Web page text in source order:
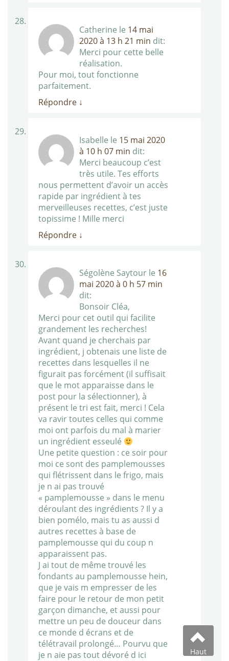
Catherine le 14 mai
2020 à 13 h 21 min dit:
Merci pour cette belle
réalisation.
Pour moi, tout fonctionne
parfaitement.
Répondre ↓
Isabelle le 15 mai 2020
à 10 h 07 min dit:
Merci beaucoup c’est
très utile. Tes efforts
nous permettent d’avoir un accès
rapide par ingrédient à tes
merveilleuses recettes, c’est juste
topissime ! Mille merci
Répondre ↓
Ségolène Saytour le 16
mai 2020 à 0 h 57 min
dit:
Bonsoir Cléa,
Merci pour cet outil qui facilite
grandement les recherches!
Avant quand je cherchais par
ingrédient, j obtenais une liste de
recettes dans lesquelles il ne
figurait pas forcément (il suffisait
que le mot apparaisse dans le
post pour la sélectionner), à
présent le tri est fait, merci ! Cela
va ravir toutes celles qui comme
moi ont parfois du mal à marier
un ingrédient esseulé
Une petite question : ce soir pour
moi ce sont des pamplemousses
qui flétrissent dans le frigo, mais
je n ai pas trouvé
« pamplemousse » dans le menu
déroulant des ingrédients ? Il y a
bien pomélo, mais tu as aussi d
autres recettes à base de
pamplemousse qui du coup n
apparaissent pas.
J ai tout de même trouvé les
fondants au pamplemousse hein,
que je vais m empresser de les
faire pour le retour de mon petit
garçon dimanche, et aussi pour
mettre un peu de douceur dans
ce monde d écrans et de
télétravail prolongé… Pourvu que
je n aie pas tout dévoré d ici
Haut